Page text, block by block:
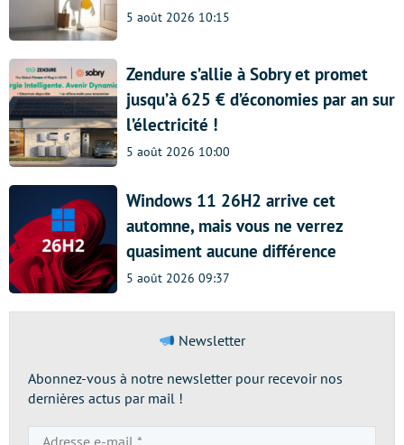
5 août 2026 10:15
Zendure s’allie à Sobry et promet
jusqu’à 625 € d’économies par an sur
l’électricité !
5 août 2026 10:00
Windows 11 26H2 arrive cet
automne, mais vous ne verrez
quasiment aucune différence
5 août 2026 09:37
Newsletter
Abonnez-vous à notre newsletter pour recevoir nos
dernières actus par mail !